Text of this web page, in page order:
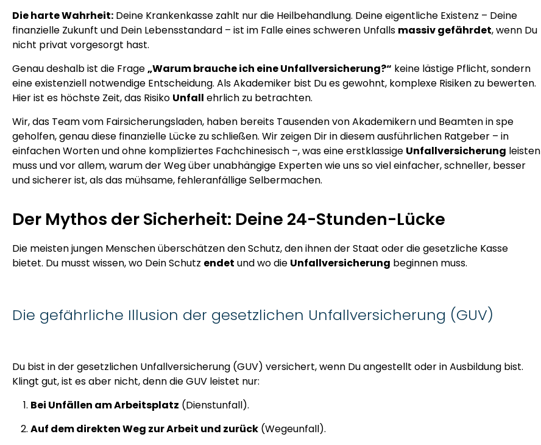
Die harte Wahrheit: Deine Krankenkasse zahlt nur die Heilbehandlung. Deine eigentliche Existenz – Deine
finanzielle Zukunft und Dein Lebensstandard – ist im Falle eines schweren Unfalls massiv gefährdet, wenn Du
nicht privat vorgesorgt hast.
Genau deshalb ist die Frage„Warum brauche ich eine Unfallversicherung?“ keine lästige Pflicht, sondern
eine existenziell notwendige Entscheidung. Als Akademiker bist Du es gewohnt, komplexe Risiken zu bewerten.
Hier ist es höchste Zeit, das Risiko Unfall ehrlich zu betrachten.
Wir, das Team vom Fairsicherungsladen, haben bereits Tausenden von Akademikern und Beamten in spe
geholfen, genau diese finanzielle Lücke zu schließen. Wir zeigen Dir in diesem ausführlichen Ratgeber – in
einfachen Worten und ohne kompliziertes Fachchinesisch –, was eine erstklassige Unfallversicherung leisten
muss und vor allem, warum der Weg über unabhängige Experten wie uns so viel einfacher, schneller, besser
und sicherer ist, als das mühsame, fehleranfällige Selbermachen.
Der Mythos der Sicherheit: Deine 24-Stunden-Lücke
Die meisten jungen Menschen überschätzen den Schutz, den ihnen der Staat oder die gesetzliche Kasse
bietet. Du musst wissen, wo Dein Schutz endet und wo die Unfallversicherung beginnen muss.
Die gefährliche Illusion der gesetzlichen Unfallversicherung (GUV)
Du bist in der gesetzlichen Unfallversicherung (GUV) versichert, wenn Du angestellt oder in Ausbildung bist.
Klingt gut, ist es aber nicht, denn die GUV leistet nur:
Bei Unfällen am Arbeitsplatz (Dienstunfall).
Auf dem direkten Weg zur Arbeit und zurück (Wegeunfall).